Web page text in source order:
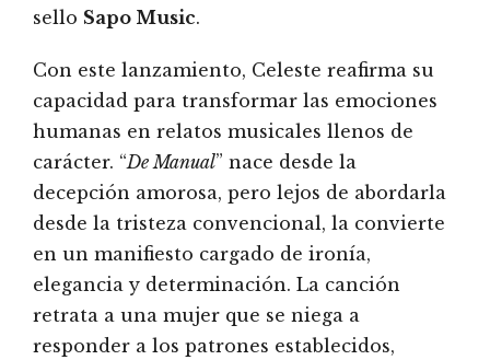
sello Sapo Music.
Con este lanzamiento, Celeste reafirma su
capacidad para transformar las emociones
humanas en relatos musicales llenos de
carácter. “De Manual” nace desde la
decepción amorosa, pero lejos de abordarla
desde la tristeza convencional, la convierte
en un manifiesto cargado de ironía,
elegancia y determinación. La canción
retrata a una mujer que se niega a
responder a los patrones establecidos,